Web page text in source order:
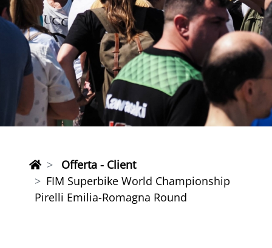
Offerta - Client
FIM Superbike World Championship
Pirelli Emilia-Romagna Round